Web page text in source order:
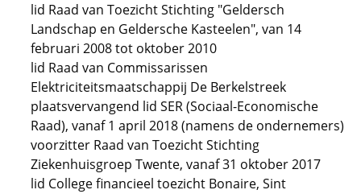
lid Raad van Toezicht Stichting "Geldersch
Landschap en Geldersche Kasteelen", van 14
februari 2008 tot oktober 2010
lid Raad van Commissarissen
Elektriciteitsmaatschappij De Berkelstreek
plaatsvervangend lid SER (Sociaal-Economische
Raad), vanaf 1 april 2018 (namens de ondernemers)
voorzitter Raad van Toezicht Stichting
Ziekenhuisgroep Twente, vanaf 31 oktober 2017
lid College financieel toezicht Bonaire, Sint